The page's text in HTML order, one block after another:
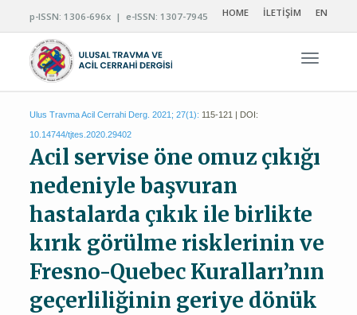
p-ISSN: 1306-696x | e-ISSN: 1307-7945 HOME İLETİŞİM EN
Ulus Travma Acil Cerrahi Derg. 2021; 27(1): 115-121 | DOI:
10.14744/tjtes.2020.29402
Acil servise öne omuz çıkığı
nedeniyle başvuran
hastalarda çıkık ile birlikte
kırık görülme risklerinin ve
Fresno-Quebec Kuralları’nın
geçerliliğinin geriye dönük